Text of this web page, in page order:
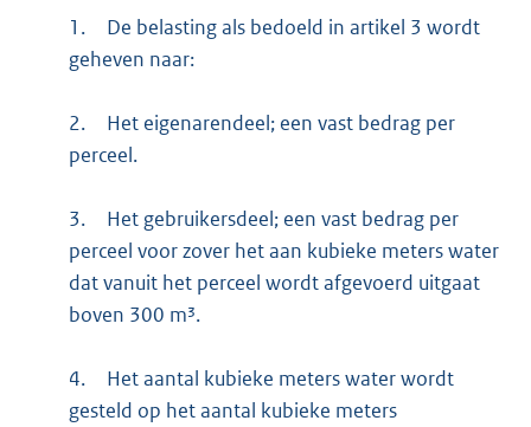
1.
De belasting als bedoeld in artikel 3 wordt
geheven naar:
2.
Het eigenarendeel; een vast bedrag per
perceel.
3.
Het gebruikersdeel; een vast bedrag per
perceel voor zover het aan kubieke meters water
dat vanuit het perceel wordt afgevoerd uitgaat
boven 300 m³.
4.
Het aantal kubieke meters water wordt
gesteld op het aantal kubieke meters